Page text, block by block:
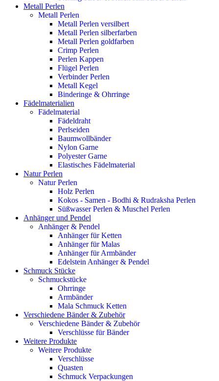
Metall Perlen
Metall Perlen
Metall Perlen versilbert
Metall Perlen silberfarben
Metall Perlen goldfarben
Crimp Perlen
Perlen Kappen
Flügel Perlen
Verbinder Perlen
Metall Kegel
Binderinge & Ohrringe
Fädelmaterialien
Fädelmaterial
Fädeldraht
Perlseiden
Baumwollbänder
Nylon Garne
Polyester Garne
Elastisches Fädelmaterial
Natur Perlen
Natur Perlen
Holz Perlen
Kokos - Samen - Bodhi & Rudraksha Perlen
Süßwasser Perlen & Muschel Perlen
Anhänger und Pendel
Anhänger & Pendel
Anhänger für Ketten
Anhänger für Malas
Anhänger für Armbänder
Edelstein Anhänger & Pendel
Schmuck Stücke
Schmuckstücke
Ohrringe
Armbänder
Mala Schmuck Ketten
Verschiedene Bänder & Zubehör
Verschiedene Bänder & Zubehör
Verschlüsse für Bänder
Weitere Produkte
Weitere Produkte
Verschlüsse
Quasten
Schmuck Verpackungen